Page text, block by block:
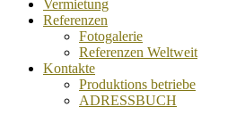
Vermietung
Referenzen
Fotogalerie
Referenzen Weltweit
Kontakte
Produktions betriebe
ADRESSBUCH